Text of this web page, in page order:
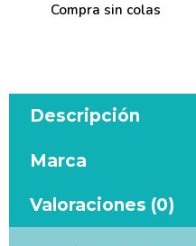
Compra sin colas
Descripción
Marca
Valoraciones (0)